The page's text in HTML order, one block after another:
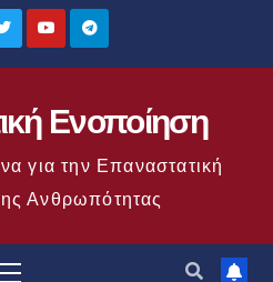
Ενοποίηση
για την Επαναστατική
Ανθρωπότητας